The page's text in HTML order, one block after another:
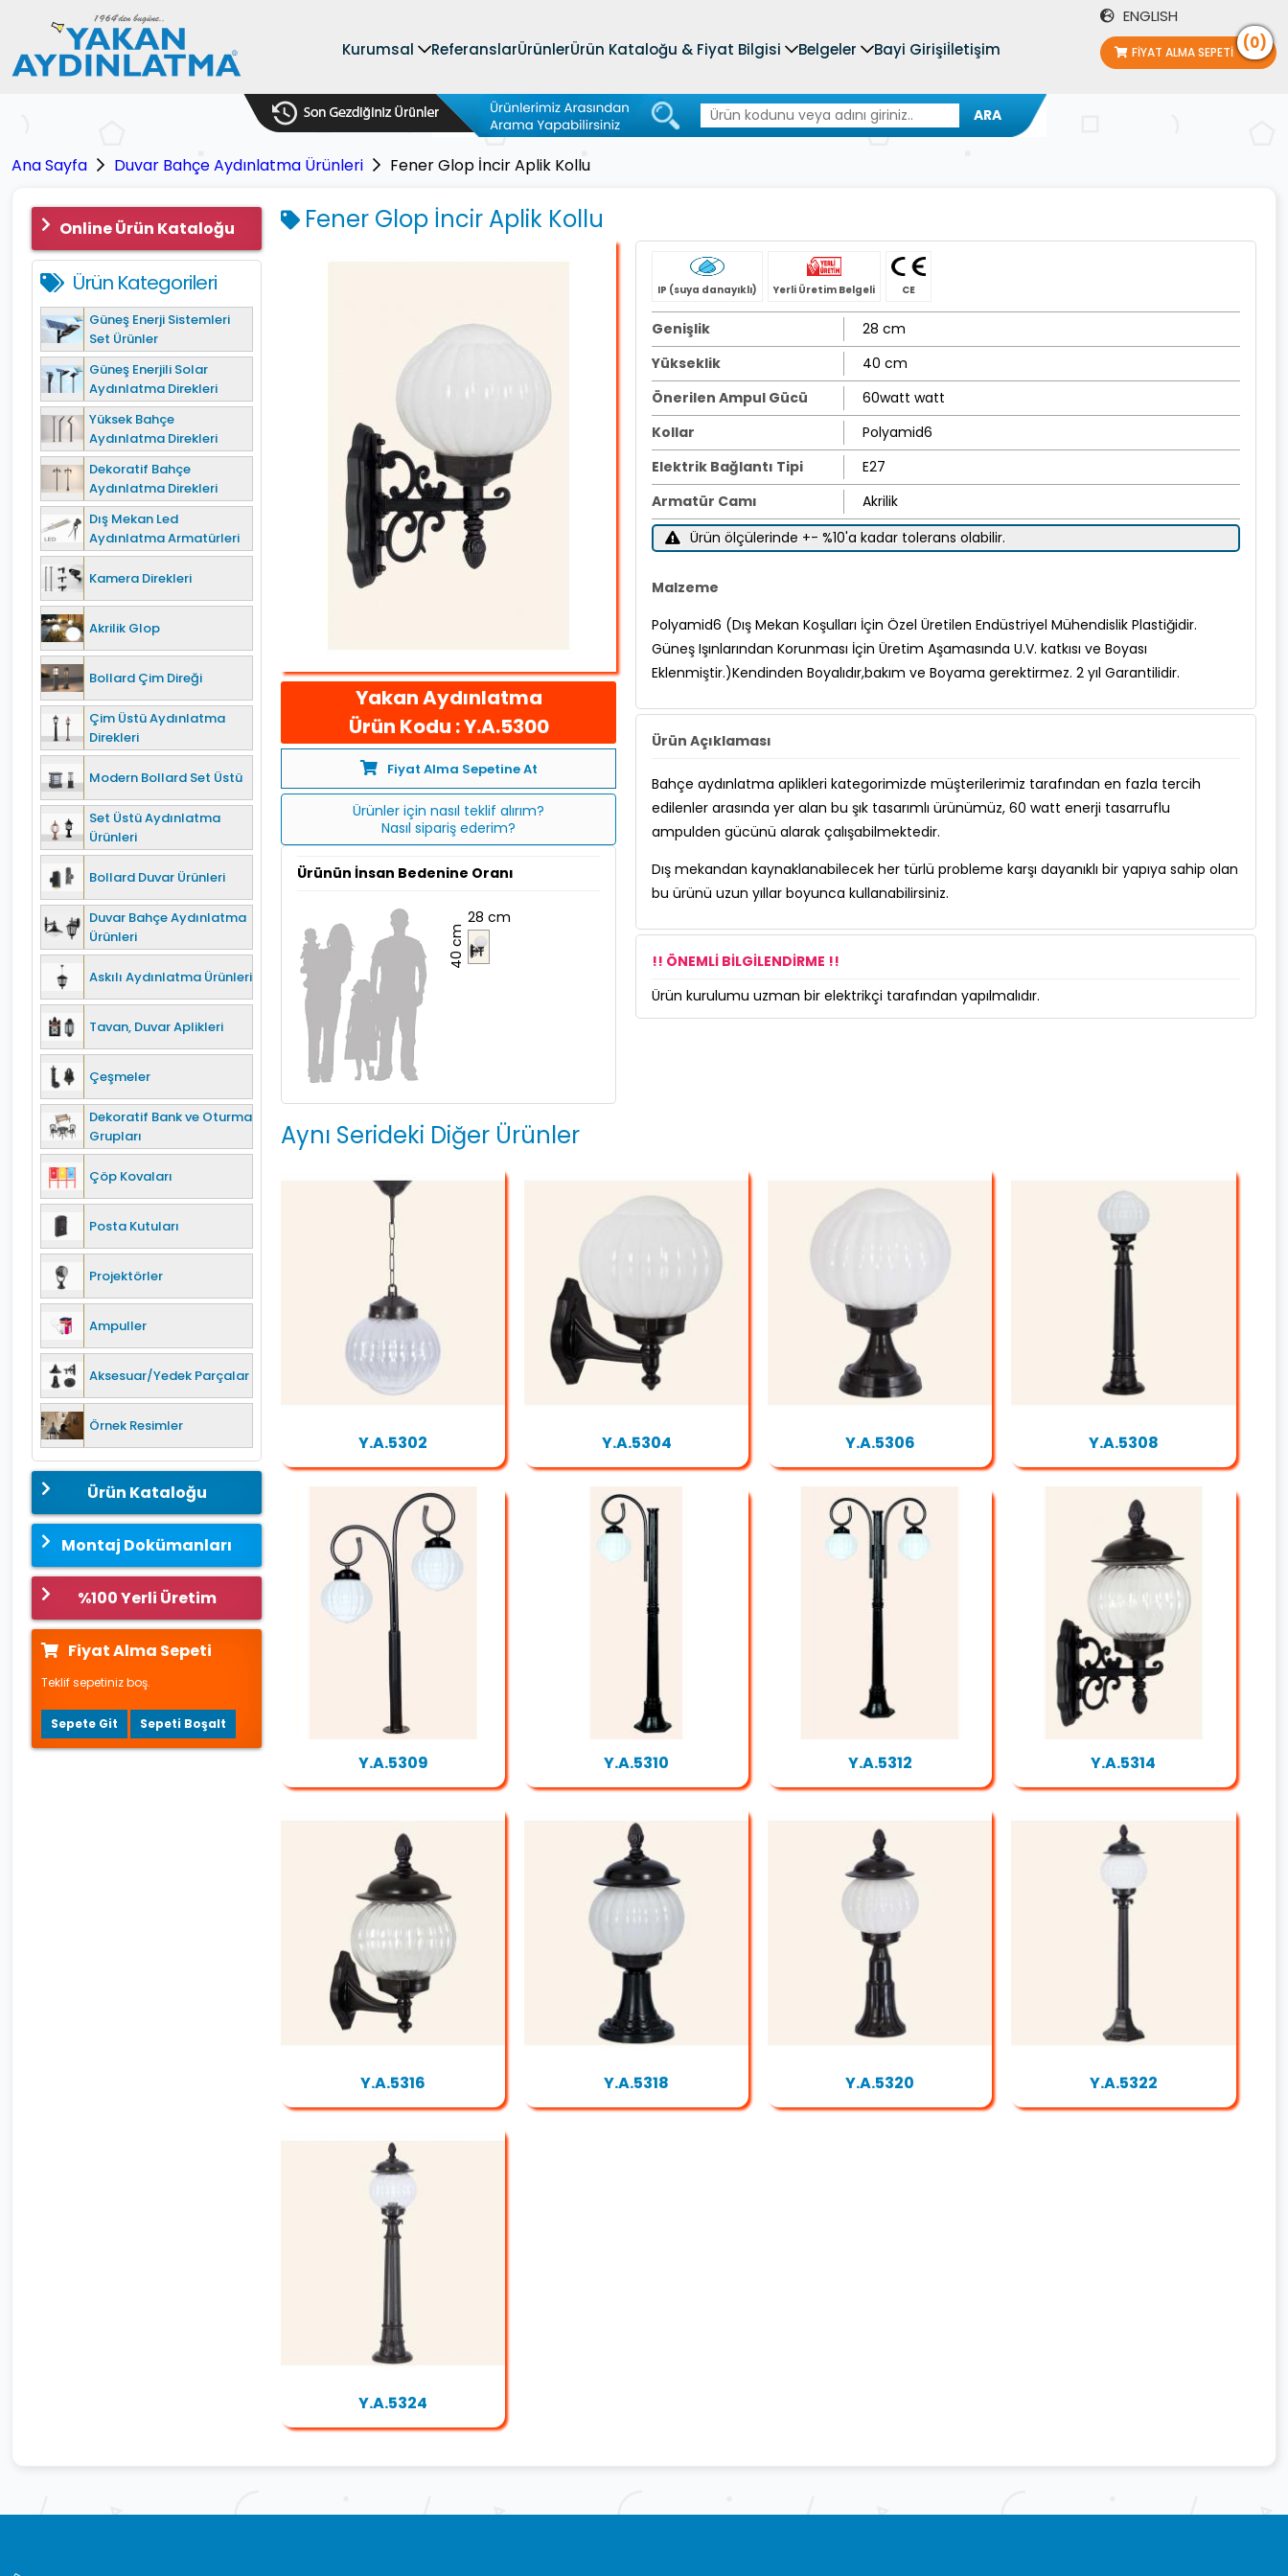
Kurumsal ReferanslarÜrünlerÜrün Kataloğu & Fiyat Bilgisi Belgeler Bayi Girişiİletişim
ENGLISH
FIYAT ALMA SEPETI (0)
ARA
Ana Sayfa Duvar Bahçe Aydınlatma Ürünleri Fener Glop İncir Aplik Kollu
Online Ürün Kataloğu
Ürün Kategorileri
Güneş Enerji Sistemleri
Set Ürünler
Güneş Enerjili Solar
Aydınlatma Direkleri
Yüksek Bahçe
Aydınlatma Direkleri
Dekoratif Bahçe
Aydınlatma Direkleri
Dış Mekan Led
Aydınlatma Armatürleri
Kamera Direkleri
Akrilik Glop
Bollard Çim Direği
Çim Üstü Aydınlatma
Direkleri
Modern Bollard Set Üstü
Set Üstü Aydınlatma
Ürünleri
Bollard Duvar Ürünleri
Duvar Bahçe Aydınlatma
Ürünleri
Askılı Aydınlatma Ürünleri
Tavan, Duvar Aplikleri
Çeşmeler
Dekoratif Bank ve Oturma
Grupları
Çöp Kovaları
Posta Kutuları
Projektörler
Ampuller
Aksesuar/Yedek Parçalar
Örnek Resimler
Ürün Kataloğu
Montaj Dokümanları
%100 Yerli Üretim
Fiyat Alma Sepeti
Teklif sepetiniz boş.
Sepete Git Sepeti Boşalt
Fener Glop İncir Aplik Kollu
Yakan Aydınlatma
Ürün Kodu : Y.A.5300
Fiyat Alma Sepetine At
Ürünler için nasıl teklif alırım?
Nasıl sipariş ederim?
Ürünün İnsan Bedenine Oranı
28 cm
40 cm
IP (suya danayıklı) Yerli Üretim Belgeli CE
Genişlik
28 cm
Yükseklik
40 cm
Önerilen Ampul Gücü
60watt watt
Kollar
Polyamid6
Elektrik Bağlantı Tipi
E27
Armatür Camı
Akrilik
Ürün ölçülerinde +- %10'a kadar tolerans olabilir.
Malzeme
Polyamid6 (Dış Mekan Koşulları İçin Özel Üretilen Endüstriyel Mühendislik Plastiğidir.
Güneş Işınlarından Korunması İçin Üretim Aşamasında U.V. katkısı ve Boyası
Eklenmiştir.)Kendinden Boyalıdır,bakım ve Boyama gerektirmez. 2 yıl Garantilidir.
Ürün Açıklaması
Bahçe aydınlatma aplikleri kategorimizde müşterilerimiz tarafından en fazla tercih
edilenler arasında yer alan bu şık tasarımlı ürünümüz, 60 watt enerji tasarruflu
ampulden gücünü alarak çalışabilmektedir.
Dış mekandan kaynaklanabilecek her türlü probleme karşı dayanıklı bir yapıya sahip olan
bu ürünü uzun yıllar boyunca kullanabilirsiniz.
!! ÖNEMLİ BİLGİLENDİRME !!
Ürün kurulumu uzman bir elektrikçi tarafından yapılmalıdır.
Aynı Serideki Diğer Ürünler
Y.A.5302 Y.A.5304 Y.A.5306 Y.A.5308
Y.A.5309 Y.A.5310 Y.A.5312 Y.A.5314
Y.A.5316 Y.A.5318 Y.A.5320 Y.A.5322
Y.A.5324